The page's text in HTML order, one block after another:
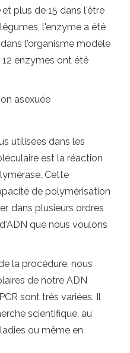
et plus de 15 dans l'être
l'enzyme a été
l'organisme modèle
12 enzymes ont été
asexuée
utilisées dans les
est la réaction
Cette
de polymérisation
dans plusieurs ordres
que nous voulons
la procédure, nous
de notre ADN
sont très variées. Il
scientifique, au
ou même en